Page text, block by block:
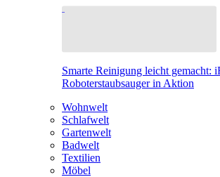
Smarte Reinigung leicht gemacht:
Roboterstaubsauger in Aktion
Wohnwelt
Schlafwelt
Gartenwelt
Badwelt
Textilien
Möbel